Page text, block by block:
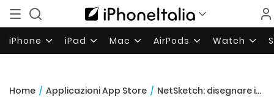
iPhone iPad Mac AirPods Watch
Home / Applicazioni App Store / NetSketch: disegnare in collaborazione su due iPhone